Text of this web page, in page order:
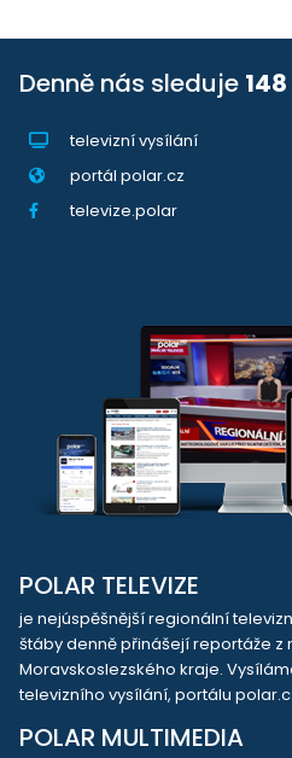
Denně nás sleduje
televizní vysílání
portál polar.cz
televize.polar
POLAR TELEVIZE
je nejúspěšnější regionální
štáby denně přinášejí reportáže z
Moravskoslezského kraje.
televizního vysílání, portálu
POLAR MULTIMEDIA